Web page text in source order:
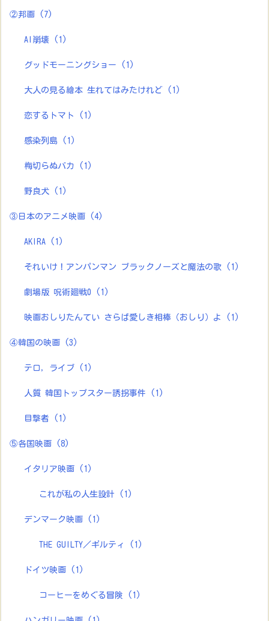
②邦画 (7)
AI崩壊 (1)
グッドモーニングショー (1)
大人の見る繪本 生れてはみたけれど (1)
恋するトマト (1)
感染列島 (1)
梅切らぬバカ (1)
野良犬 (1)
③日本のアニメ映画 (4)
AKIRA (1)
それいけ！アンパンマン ブラックノーズと魔法の歌 (1)
劇場版 呪術廻戦0 (1)
映画おしりたんてい さらば愛しき相棒（おしり）よ (1)
④韓国の映画 (3)
テロ，ライブ (1)
人質 韓国トップスター誘拐事件 (1)
目撃者 (1)
⑤各国映画 (8)
イタリア映画 (1)
これが私の人生設計 (1)
デンマーク映画 (1)
THE GUILTY／ギルティ (1)
ドイツ映画 (1)
コーヒーをめぐる冒険 (1)